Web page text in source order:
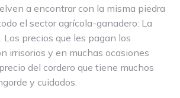
a encontrar con la misma piedra
el sector agrícola-ganadero: La
Los precios que les pagan los
irrisorios y en muchas ocasiones
del cordero que tiene muchos
y cuidados.